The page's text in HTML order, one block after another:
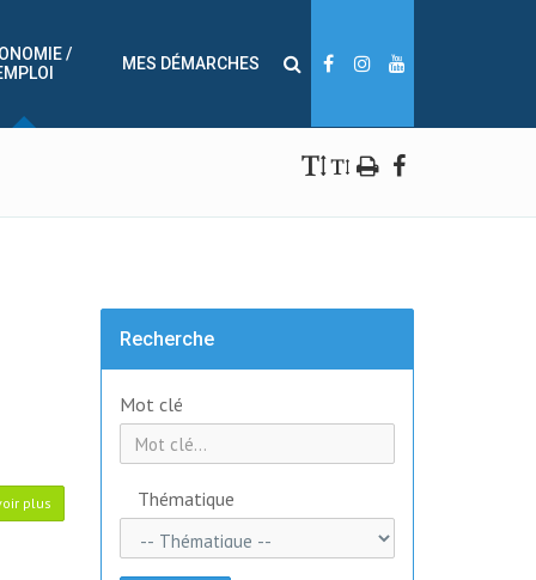
/
MES DÉMARCHES
plus
Recherche
Mot clé
Thématique